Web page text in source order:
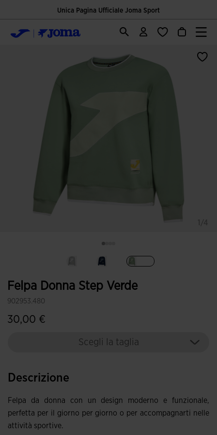
Unica Pagina Ufficiale Joma Sport
Felpa Donna Step Verde
902953.480
30,00 €
Scegli la taglia
Descrizione
Felpa da donna con un design moderno e funzionale,
perfetta per il giorno per giorno o per accompagnarti nelle
attività sportive.